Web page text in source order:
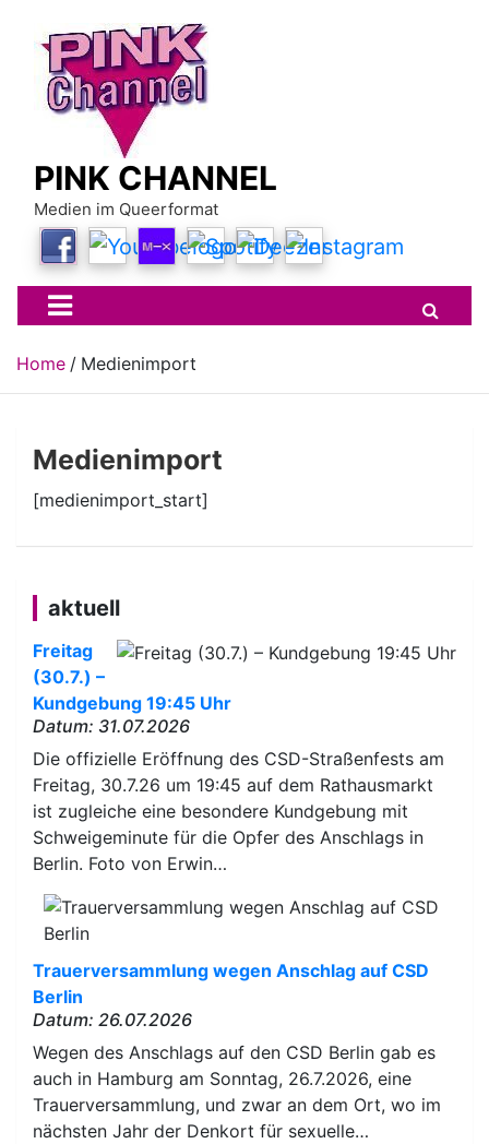
content
PINK CHANNEL
Medien im Queerformat
Home Medienimport
Medienimport
[medienimport_start]
aktuell
Freitag
(30.7.) –
Kundgebung 19:45 Uhr
Datum: 31.07.2026
Die offizielle Eröffnung des CSD-Straßenfests am
Freitag, 30.7.26 um 19:45 auf dem Rathausmarkt
ist zugleiche eine besondere Kundgebung mit
Schweigeminute für die Opfer des Anschlags in
Berlin. Foto von Erwin…
Trauerversammlung wegen Anschlag auf CSD
Berlin
Datum: 26.07.2026
Wegen des Anschlags auf den CSD Berlin gab es
auch in Hamburg am Sonntag, 26.7.2026, eine
Trauerversammlung, und zwar an dem Ort, wo im
nächsten Jahr der Denkort für sexuelle…